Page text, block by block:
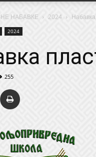
НАБАВКЕ 2024
2024
255